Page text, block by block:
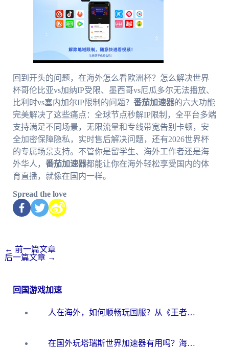
回到开头的问题，在海外怎么看欧洲杯？怎么解决世界
杯哥伦比亚vs加纳IP受限、墨西哥vs厄瓜多尔无法播放、
比利时vs塞内加尔IP限制的问题？ 番茄加速器的六大功能
完美解决了这些痛点：全球节点秒解IP限制，全平台多端
支持满足不同场景，无限流量和专线带宽告别卡顿，安
全加密保障隐私，实时售后解决问题，还有2026世界杯
的专属场景支持。不管你是留学生、海外工作者还是海
外华人， 番茄加速器都能让你在海外轻松享受国内的体
育直播，就像在国内一样。
Spread the love
← 前一篇文章
后一篇文章 →
回国游戏加速
人在海外，如何顺畅玩国服？从《王者荣耀》到《云图计划》的加速器终极指南
在国外玩塔瑞斯世界加速器有用吗？海外玩家亲测后的真实答案